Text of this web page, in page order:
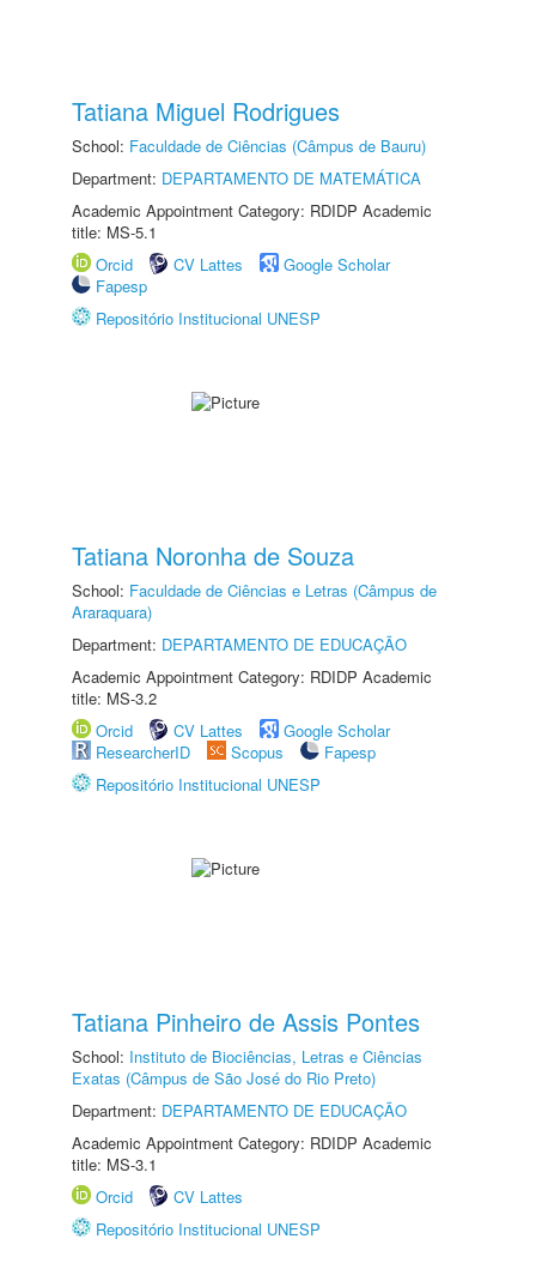
Tatiana Miguel Rodrigues
School: Faculdade de Ciências (Câmpus de Bauru)
Department: DEPARTAMENTO DE MATEMÁTICA
Academic Appointment Category: RDIDP Academic
title: MS-5.1
Orcid
CV Lattes
Google Scholar
Fapesp
Repositório Institucional UNESP
Tatiana Noronha de Souza
School: Faculdade de Ciências e Letras (Câmpus de
Araraquara)
Department: DEPARTAMENTO DE EDUCAÇÃO
Academic Appointment Category: RDIDP Academic
title: MS-3.2
Orcid
CV Lattes
Google Scholar
ResearcherID
Scopus
Fapesp
Repositório Institucional UNESP
Tatiana Pinheiro de Assis Pontes
School: Instituto de Biociências, Letras e Ciências
Exatas (Câmpus de São José do Rio Preto)
Department: DEPARTAMENTO DE EDUCAÇÃO
Academic Appointment Category: RDIDP Academic
title: MS-3.1
Orcid
CV Lattes
Repositório Institucional UNESP